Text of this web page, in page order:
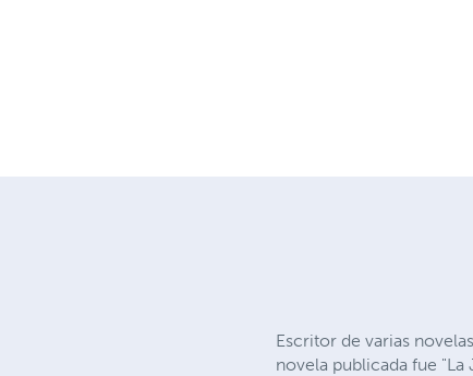
Escritor de varias
novela publicada fue